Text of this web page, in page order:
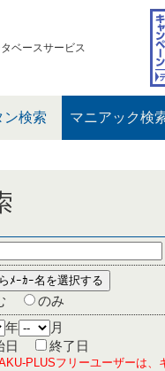
ベースサービス
ン検索 マニアック検
のみ
年
月
日
終了日
PLUSフリーユーザーは、